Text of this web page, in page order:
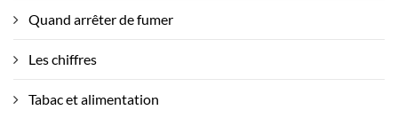
Quand arrêter de fumer
Les chiffres
Tabac et alimentation